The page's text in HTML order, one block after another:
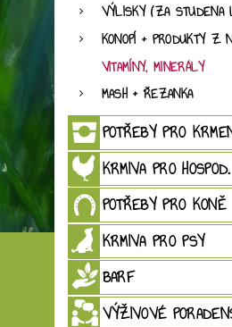
VÝLISKY (ZA STUDENA
KONOPÍ + PRODUKTY Z
VITAMÍNY, MINERÁLY
MASH + ŘEZANKA
POTŘEBY PRO
KRMIVA PRO
POTŘEBY PRO KONĚ
KRMIVA PRO PSY
BARF
VÝŽIVOVÉ